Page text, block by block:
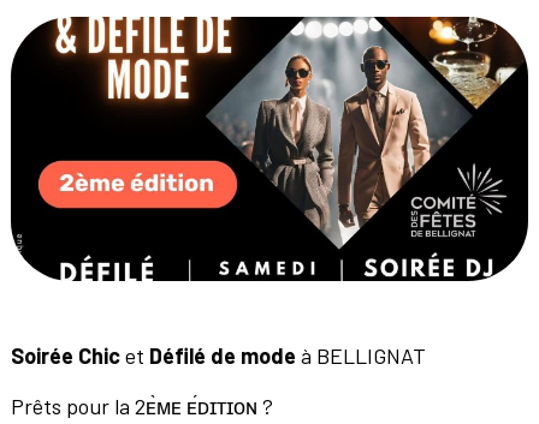
Soirée Chicet Défilé de mode à BELLIGNAT
Prêts pour la 2ᴇ̀ᴍᴇ ᴇ́ᴅɪᴛɪᴏɴ ?